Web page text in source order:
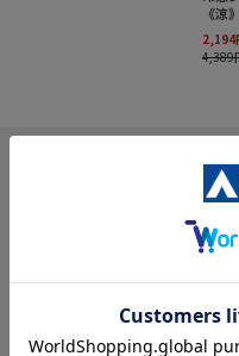
INFORMATION